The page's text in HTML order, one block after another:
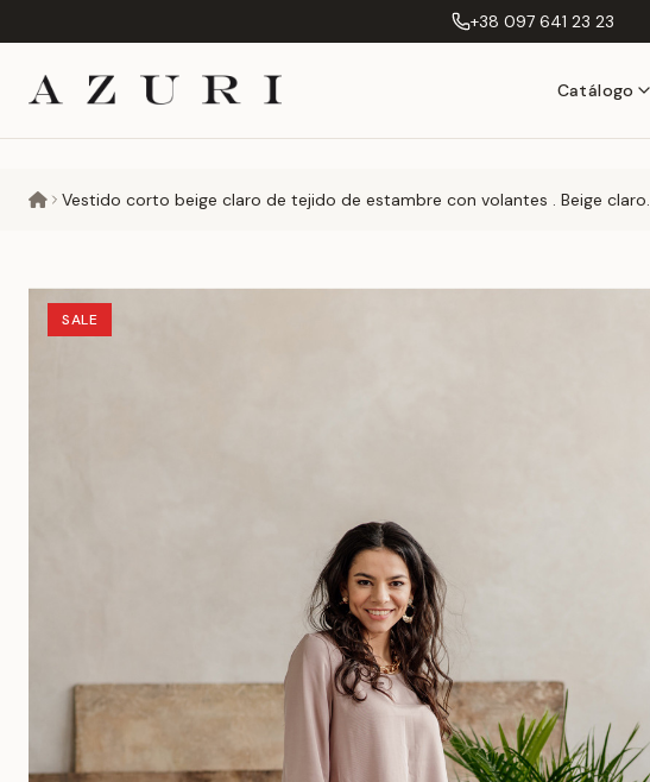
+38 097 641 23 23
Catálogo
Vestido corto beige claro de tejido de estambre con volantes . Beige claro.
SALE